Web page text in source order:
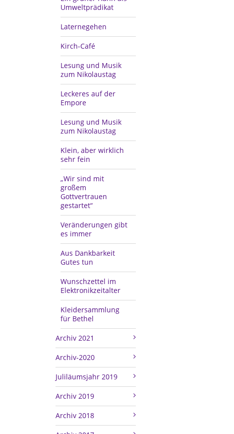
Umweltprädikat
Laternegehen
Kirch-Café
Lesung und Musik
zum Nikolaustag
Leckeres auf der
Empore
Lesung und Musik
zum Nikolaustag
Klein, aber wirklich
sehr fein
„Wir sind mit
großem
Gottvertrauen
gestartet“
Veränderungen gibt
es immer
Aus Dankbarkeit
Gutes tun
Wunschzettel im
Elektronikzeitalter
Kleidersammlung
für Bethel
Archiv 2021
Archiv-2020
Juliläumsjahr 2019
Archiv 2019
Archiv 2018